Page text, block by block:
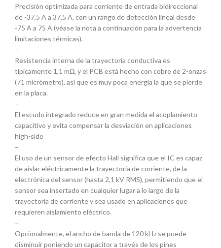
Precisión optimizada para corriente de entrada bidireccional
de -37,5 A a 37,5 A, con un rango de detección lineal desde
-75 A a 75 A (véase la nota a continuación para la advertencia
limitaciones térmicas).
–
Resistencia interna de la trayectoria conductiva es
típicamente 1,1 mΩ, y el PCB está hecho con cobre de 2-onzas
(71 micrómetro), así que es muy poca energía la que se pierde
en la placa.
–
El escudo integrado reduce en gran medida el acoplamiento
capacitivo y evita compensar la desviación en aplicaciones
high-side
–
El uso de un sensor de efecto Hall significa que el IC es capaz
de aislar eléctricamente la trayectoria de corriente, de la
electrónica del sensor (hasta 2,1 kV RMS), permitiendo que el
sensor sea insertado en cualquier lugar a lo largo de la
trayectoria de corriente y sea usado en aplicaciones que
requieren aislamiento eléctrico.
–
Opcionalmente, el ancho de banda de 120 kHz se puede
disminuir poniendo un capacitor a través de los pines